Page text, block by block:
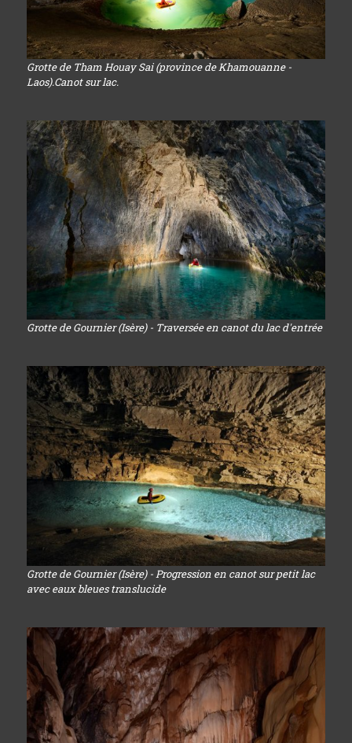
Grotte de Tham Houay Sai (province de Khamouanne -
Laos).Canot sur lac.
Grotte de Gournier (Isère) - Traversée en canot du lac d'entrée
Grotte de Gournier (Isère) - Progression en canot sur petit lac
avec eaux bleues translucide